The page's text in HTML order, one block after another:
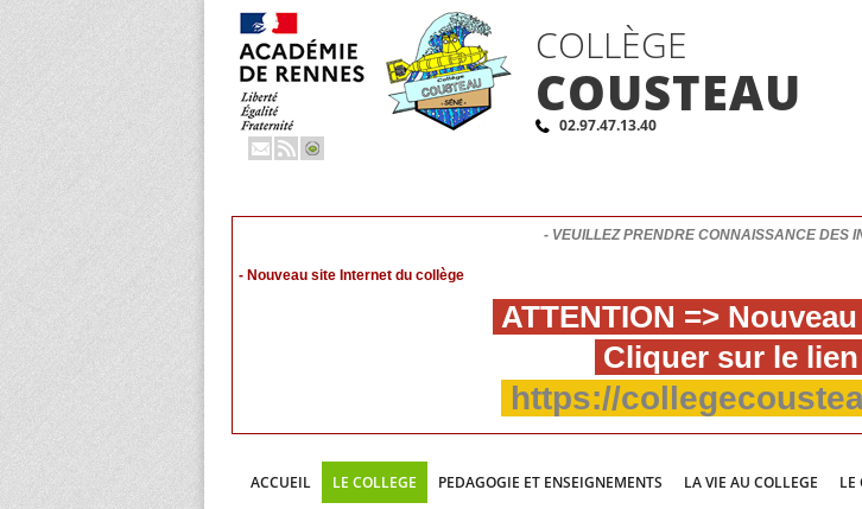
COLLÈGE
COUSTEAU
02.97.47.13.40
- VEUILLEZ PRENDRE CONNAISSANCE DES
- Nouveau site Internet du collège
ATTENTION =>
Cliquer sur le
https://
ACCUEIL LE COLLEGE PEDAGOGIE ET ENSEIGNEMENTS LA VIE AU COLLEGE LE